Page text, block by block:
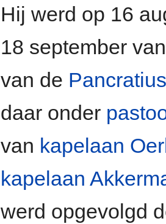
Hij werd op 16
18 september
van de
daar onder
van kapelaan
kapelaan
werd opgevolgd